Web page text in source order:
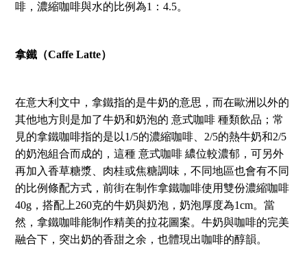
啡，濃縮咖啡與水的比例為1：4.5。
拿鐵（Caffe Latte）
在意大利文中，拿鐵指的是牛奶的意思，而在歐洲以外的
其他地方則是加了牛奶和奶泡的 意式咖啡 種類飲品；常
見的拿鐵咖啡指的是以1/5的濃縮咖啡、2/5的熱牛奶和2/5
的奶泡組合而成的，這種 意式咖啡 繷位較濃郁，可另外
再加入香草糖漿、肉桂或焦糖調味，不同地區也會有不同
的比例條配方式，前街在制作拿鐵咖啡使用雙份濃縮咖啡
40g，搭配上260克的牛奶與奶泡，奶泡厚度為1cm。當
然，拿鐵咖啡能制作精美的拉花圖案。牛奶與咖啡的完美
融合下，突出奶的香甜之余，也體現出咖啡的醇韻。